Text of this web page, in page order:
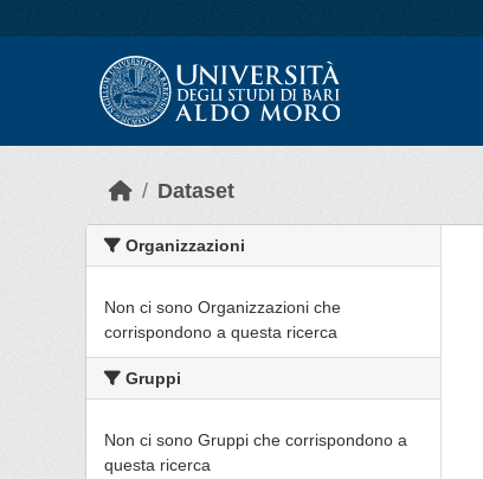
Dataset
Organizzazioni
Non ci sono Organizzazioni che
corrispondono a questa ricerca
Gruppi
Non ci sono Gruppi che corrispondono a
questa ricerca